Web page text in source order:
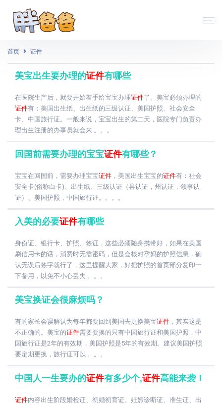
首页 证件
美宝出生要办理的证件有哪些
在医院生产后，就要开始着手给宝宝办理证件了。美宝必须办理的
证件有：美国出生纸、出生纸的三级认证、美国护照、社会安全
卡、中国旅行证。一般来说，宝宝出生的第二天，医院专门负责办
理出生注册的办事员就会来 。。。
回国前需要办理的宝宝证件有哪些？
宝宝在回国前，需要办理宝宝证件 ，美国出生宝宝的证件有：社会
安全卡(俗称白卡)、出生纸、三级认证（县认证，州认证，领事认
证）、美国护照，中国旅行证。。。。
入美的必要证件有哪些
身份证、银行卡、护照、签证，这些必须随身携带好，如果在美国
刷信用卡的话，消费时无需密码，但是会核对孕妈的护照信息，确
认无误后签字就行了，这里提醒大家，好把护照的首页部分复印一
下备用，以免不小心丢失 。。。
美宝换证会很麻烦吗？
有的家长会误解认为每年都要回到美国去更换美宝证件 ，其实这是
不正确的。美宝的证件需要要换的只有中国旅行证和美国护照，中
国旅行证是2年的有效期，美国护照是5年的有效期。建议美国护照
要定期更换，旅行证可以 。。。
中国人一生要办的证件有多少个,证件高能来袭！
证件内容出生阶段婚检证、初婚初育证、妊娠诊断证、准生证、出